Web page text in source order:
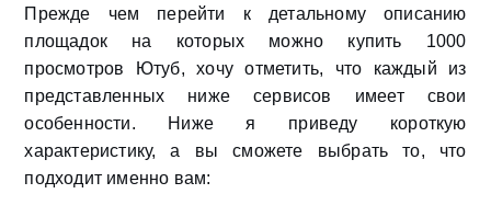
Прежде чем перейти к детальному описанию
площадок на которых можно купить 1000
просмотров Ютуб, хочу отметить, что каждый из
представленных ниже сервисов имеет свои
особенности. Ниже я приведу короткую
характеристику, а вы сможете выбрать то, что
подходит именно вам: